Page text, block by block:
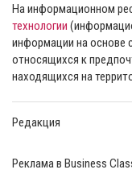
На информационном
технологии
информации на основе
относящихся к
находящихся на
Редакция
Реклама в Business